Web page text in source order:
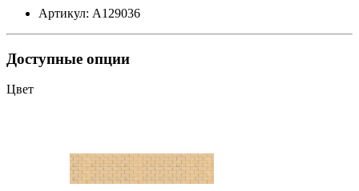
Артикул: А129036
Доступные опции
Цвет